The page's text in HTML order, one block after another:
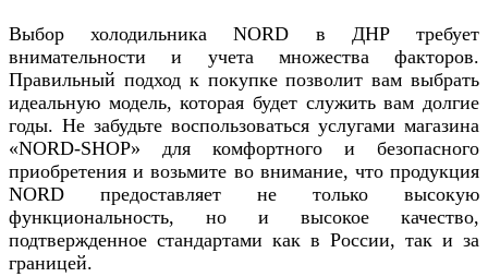
Выбор холодильника NORD в ДНР требует
внимательности и учета множества факторов.
Правильный подход к покупке позволит вам выбрать
идеальную модель, которая будет служить вам долгие
годы. Не забудьте воспользоваться услугами магазина
«NORD-SHOP» для комфортного и безопасного
приобретения и возьмите во внимание, что продукция
NORD предоставляет не только высокую
функциональность, но и высокое качество,
подтвержденное стандартами как в России, так и за
границей.